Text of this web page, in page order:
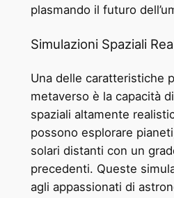
plasmando il futuro
Simulazioni Spaziali
Una delle caratteristiche
metaverso è la capacità
spaziali altamente
possono esplorare
solari distanti con un
precedenti. Queste
agli appassionati di